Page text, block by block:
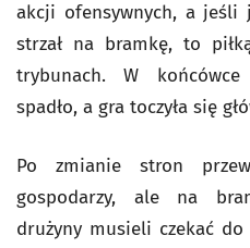
akcji ofensywnych, a jeśli
strzał na bramkę, to
trybunach. W
spadło, a gra toczyła się
Po zmianie stron
gospodarzy, ale na
drużyny musieli czekać do